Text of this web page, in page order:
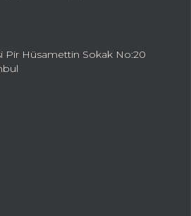
Pir Hüsamettin Sokak No:20